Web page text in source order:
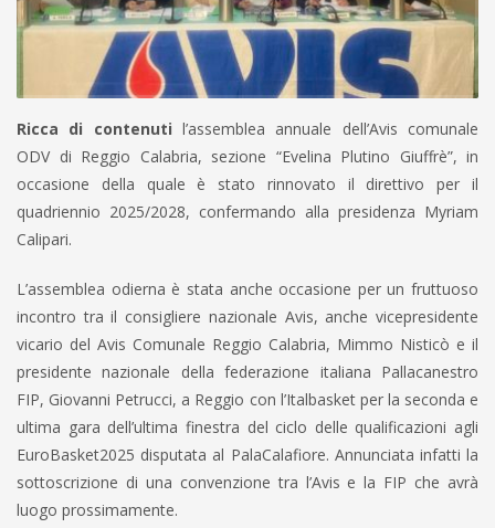
Ricca di contenuti l’assemblea annuale dell’Avis comunale
ODV di Reggio Calabria, sezione “Evelina Plutino Giuffrè”, in
occasione della quale è stato rinnovato il direttivo per il
quadriennio 2025/2028, confermando alla presidenza Myriam
Calipari.
L’assemblea odierna è stata anche occasione per un fruttuoso
incontro tra il consigliere nazionale Avis, anche vicepresidente
vicario del Avis Comunale Reggio Calabria, Mimmo Nisticò e il
presidente nazionale della federazione italiana Pallacanestro
FIP, Giovanni Petrucci, a Reggio con l’Italbasket per la seconda e
ultima gara dell’ultima finestra del ciclo delle qualificazioni agli
EuroBasket2025 disputata al PalaCalafiore. Annunciata infatti la
sottoscrizione di una convenzione tra l’Avis e la FIP che avrà
luogo prossimamente.